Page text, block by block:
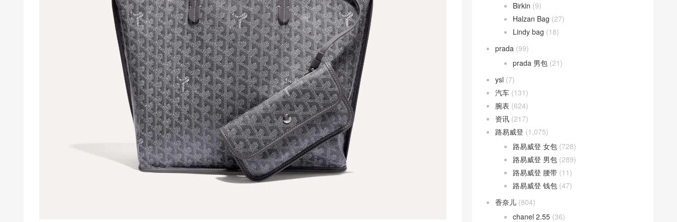
Birkin (9)
Halzan Bag (27)
Lindy bag (18)
prada (99)
prada 男包 (21)
ysl (7)
汽车 (131)
腕表 (624)
资讯 (217)
路易威登 (1,075)
路易威登 女包 (728)
路易威登 男包 (289)
路易威登 腰带 (11)
路易威登 钱包 (47)
香奈儿 (804)
chanel 2.55 (36)